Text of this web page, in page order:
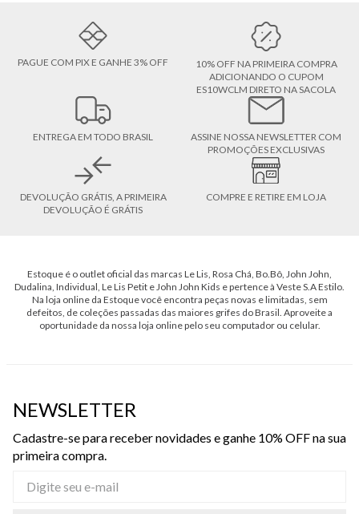
PAGUE COM PIX E GANHE 3% OFF
10% OFF NA PRIMEIRA COMPRA
ADICIONANDO O CUPOM
ES10WCLM DIRETO NA SACOLA
ENTREGA EM TODO BRASIL
ASSINE NOSSA NEWSLETTER COM
PROMOÇÕES EXCLUSIVAS
DEVOLUÇÃO GRÁTIS, A PRIMEIRA
DEVOLUÇÃO É GRÁTIS
COMPRE E RETIRE EM LOJA
Estoque é o outlet oficial das marcas Le Lis, Rosa Chá, Bo.Bô, John John,
Dudalina, Individual, Le Lis Petit e John John Kids e pertence à Veste S.A Estilo.
Na loja online da Estoque você encontra peças novas e limitadas, sem
defeitos, de coleções passadas das maiores grifes do Brasil. Aproveite a
oportunidade da nossa loja online pelo seu computador ou celular.
NEWSLETTER
Cadastre-se para receber novidades e ganhe 10% OFF na sua
primeira compra.